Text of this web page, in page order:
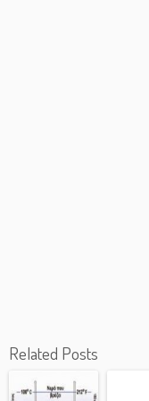
Related Posts